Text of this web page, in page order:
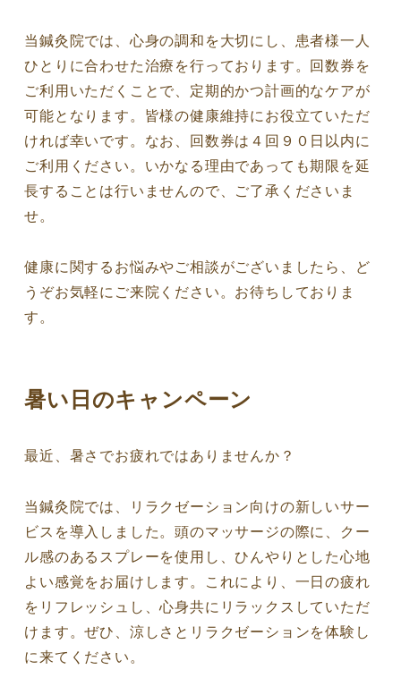
当鍼灸院では、心身の調和を大切にし、患者様一人
ひとりに合わせた治療を行っております。回数券を
ご利用いただくことで、定期的かつ計画的なケアが
可能となります。皆様の健康維持にお役立ていただ
ければ幸いです。なお、回数券は４回９０日以内に
ご利用ください。いかなる理由であっても期限を延
長することは行いませんので、ご了承くださいま
せ。
健康に関するお悩みやご相談がございましたら、ど
うぞお気軽にご来院ください。お待ちしておりま
す。
暑い日のキャンペーン
最近、暑さでお疲れではありませんか？
当鍼灸院では、リラクゼーション向けの新しいサー
ビスを導入しました。頭のマッサージの際に、クー
ル感のあるスプレーを使用し、ひんやりとした心地
よい感覚をお届けします。これにより、一日の疲れ
をリフレッシュし、心身共にリラックスしていただ
けます。ぜひ、涼しさとリラクゼーションを体験し
に来てください。